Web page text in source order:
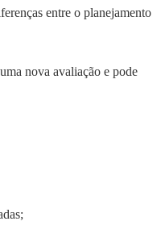
entre o planejamento
nova avaliação e pode